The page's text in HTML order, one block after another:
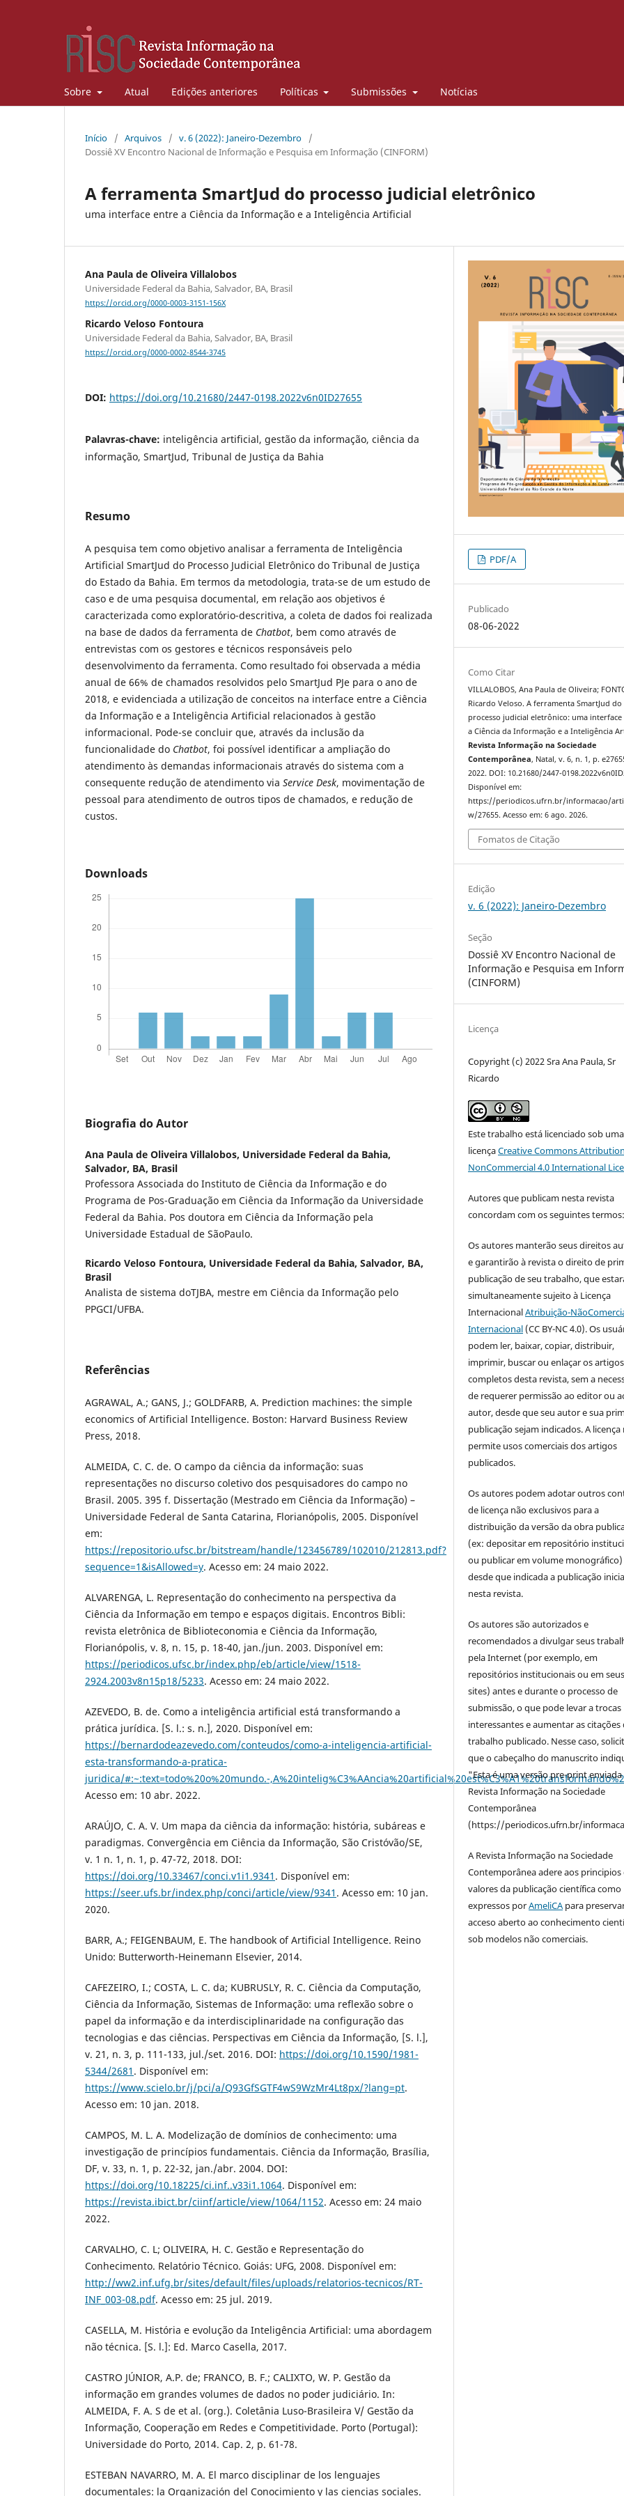
Sobre Atual Edições anteriores Políticas Submissões Notícias
Início / Arquivos / v. 6 (2022): Janeiro-Dezembro
/
Dossiê XV Encontro Nacional de Informação e Pesquisa em Informação (CINFORM)
A ferramenta SmartJud do processo judicial eletrônico
uma interface entre a Ciência da Informação e a Inteligência Artificial
Ana Paula de Oliveira Villalobos
Universidade Federal da Bahia, Salvador, BA, Brasil
https://orcid.org/0000-0003-3151-156X
Ricardo Veloso Fontoura
Universidade Federal da Bahia, Salvador, BA, Brasil
https://orcid.org/0000-0002-8544-3745
DOI: https://doi.org/10.21680/2447-0198.2022v6n0ID27655
Palavras-chave: inteligência artificial, gestão da informação, ciência da
informação, SmartJud, Tribunal de Justiça da Bahia
Resumo
A pesquisa tem como objetivo analisar a ferramenta de Inteligência
Artificial SmartJud do Processo Judicial Eletrônico do Tribunal de Justiça
do Estado da Bahia. Em termos da metodologia, trata-se de um estudo de
caso e de uma pesquisa documental, em relação aos objetivos é
caracterizada como exploratório-descritiva, a coleta de dados foi realizada
na base de dados da ferramenta de Chatbot, bem como através de
entrevistas com os gestores e técnicos responsáveis pelo
desenvolvimento da ferramenta. Como resultado foi observada a média
anual de 66% de chamados resolvidos pelo SmartJud PJe para o ano de
2018, e evidenciada a utilização de conceitos na interface entre a Ciência
da Informação e a Inteligência Artificial relacionados à gestão
informacional. Pode-se concluir que, através da inclusão da
funcionalidade do Chatbot, foi possível identificar a ampliação do
atendimento às demandas informacionais através do sistema com a
consequente redução de atendimento via Service Desk, movimentação de
pessoal para atendimento de outros tipos de chamados, e redução de
custos.
Downloads
Biografia do Autor
Ana Paula de Oliveira Villalobos, Universidade Federal da Bahia,
Salvador, BA, Brasil
Professora Associada do Instituto de Ciência da Informação e do
Programa de Pos-Graduação em Ciência da Informação da Universidade
Federal da Bahia. Pos doutora em Ciência da Informação pela
Universidade Estadual de SãoPaulo.
Ricardo Veloso Fontoura, Universidade Federal da Bahia, Salvador, BA,
Brasil
Analista de sistema doTJBA, mestre em Ciência da Informação pelo
PPGCI/UFBA.
Referências
AGRAWAL, A.; GANS, J.; GOLDFARB, A. Prediction machines: the simple
economics of Artificial Intelligence. Boston: Harvard Business Review
Press, 2018.
ALMEIDA, C. C. de. O campo da ciência da informação: suas
representações no discurso coletivo dos pesquisadores do campo no
Brasil. 2005. 395 f. Dissertação (Mestrado em Ciência da Informação) –
Universidade Federal de Santa Catarina, Florianópolis, 2005. Disponível
em:
https://repositorio.ufsc.br/bitstream/handle/123456789/102010/212813.pdf?
sequence=1&isAllowed=y. Acesso em: 24 maio 2022.
ALVARENGA, L. Representação do conhecimento na perspectiva da
Ciência da Informação em tempo e espaços digitais. Encontros Bibli:
revista eletrônica de Biblioteconomia e Ciência da Informação,
Florianópolis, v. 8, n. 15, p. 18-40, jan./jun. 2003. Disponível em:
https://periodicos.ufsc.br/index.php/eb/article/view/1518-
2924.2003v8n15p18/5233. Acesso em: 24 maio 2022.
AZEVEDO, B. de. Como a inteligência artificial está transformando a
prática jurídica. [S. l.: s. n.], 2020. Disponível em:
https://bernardodeazevedo.com/conteudos/como-a-inteligencia-artificial-
esta-transformando-a-pratica-
juridica/#:~:text=todo%20o%20mundo.-
Acesso em: 10 abr. 2022.
ARAÚJO, C. A. V. Um mapa da ciência da informação: história, subáreas e
paradigmas. Convergência em Ciência da Informação, São Cristóvão/SE,
v. 1 n. 1, n. 1, p. 47-72, 2018. DOI:
https://doi.org/10.33467/conci.v1i1.9341 . Disponível em:
https://seer.ufs.br/index.php/conci/article/view/9341 . Acesso em: 10 jan.
2020.
BARR, A.; FEIGENBAUM, E. The handbook of Artificial Intelligence. Reino
Unido: Butterworth-Heinemann Elsevier, 2014.
CAFEZEIRO, I.; COSTA, L. C. da; KUBRUSLY, R. C. Ciência da Computação,
Ciência da Informação, Sistemas de Informação: uma reflexão sobre o
papel da informação e da interdisciplinaridade na configuração das
tecnologias e das ciências. Perspectivas em Ciência da Informação, [S. l.],
v. 21, n. 3, p. 111-133, jul./set. 2016. DOI: https://doi.org/10.1590/1981-
5344/2681 . Disponível em:
https://www.scielo.br/j/pci/a/Q93GfSGTF4wS9WzMr4Lt8px/?lang=pt.
Acesso em: 10 jan. 2018.
CAMPOS, M. L. A. Modelização de domínios de conhecimento: uma
investigação de princípios fundamentais. Ciência da Informação, Brasília,
DF, v. 33, n. 1, p. 22-32, jan./abr. 2004. DOI:
https://doi.org/10.18225/ci.inf..v33i1.1064. Disponível em:
https://revista.ibict.br/ciinf/article/view/1064/1152. Acesso em: 24 maio
2022.
CARVALHO, C. L; OLIVEIRA, H. C. Gestão e Representação do
Conhecimento. Relatório Técnico. Goiás: UFG, 2008. Disponível em:
http://ww2.inf.ufg.br/sites/default/files/uploads/relatorios-tecnicos/RT-
INF_003-08.pdf. Acesso em: 25 jul. 2019.
CASELLA, M. História e evolução da Inteligência Artificial: uma abordagem
não técnica. [S. l.]: Ed. Marco Casella, 2017.
CASTRO JÚNIOR, A.P. de; FRANCO, B. F.; CALIXTO, W. P. Gestão da
informação em grandes volumes de dados no poder judiciário. In:
ALMEIDA, F. A. S de et al. (org.). Coletânia Luso-Brasileira V/ Gestão da
Informação, Cooperação em Redes e Competitividade. Porto (Portugal):
Universidade do Porto, 2014. Cap. 2, p. 61-78.
ESTEBAN NAVARRO, M. A. El marco disciplinar de los lenguajes
documentales: la Organización del Conocimiento y las ciencias sociales.
PDF/A
Publicado
08-06-2022
Como Citar
VILLALOBOS, Ana Paula de Oliveira;
Ricardo Veloso. A ferramenta SmartJud do
processo judicial eletrônico: uma
a Ciência da Informação e a Inteligência
Revista Informação na Sociedade
Contemporânea, Natal, v. 6, n. 1, p.
2022. DOI: 10.21680/2447-
Disponível em:
https://periodicos.ufrn.br/informacao/
w/27655. Acesso em: 6 ago. 2026.
Fomatos de Citação
Edição
v. 6 (2022): Janeiro-Dezembro
Seção
Dossiê XV Encontro Nacional de
Informação e Pesquisa em
(CINFORM)
Licença
Copyright (c) 2022 Sra Ana Paula, Sr
Ricardo
Este trabalho está licenciado sob uma
licençaCreative Commons
NonCommercial 4.0 International
Autores que publicam nesta revista
concordam com os seguintes termos:
Os autores manterão seus direitos
e garantirão à revista o direito de
publicação de seu trabalho, que
simultaneamente sujeito à Licença
InternacionalAtribuição-
Internacional (CC BY-NC 4.0). Os
podem ler, baixar, copiar, distribuir,
imprimir, buscar ou enlaçar os artigos
completos desta revista, sem a
de requerer permissão ao editor ou
autor, desde que seu autor e sua
publicação sejam indicados. A licença
permite usos comerciais dos artigos
publicados.
Os autores podem adotar outros
de licença não exclusivos para a
distribuição da versão da obra
(ex: depositar em repositório
ou publicar em volume monográfico)
desde que indicada a publicação
nesta revista.
Os autores são autorizados e
recomendados a divulgar seus
pela Internet (por exemplo, em
repositórios institucionais ou em seus
sites) antes e durante o processo de
submissão, o que pode levar a trocas
interessantes e aumentar as citações
trabalho publicado. Nesse caso,
que o cabeçalho do manuscrito
"Esta é uma versão pre-print enviada
Revista Informação na Sociedade
Contemporânea
(https://periodicos.ufrn.br/
A Revista Informação na Sociedade
Contemporânea adere aos principios
valores da publicação científica como
expressos porAmeliCApara
acceso aberto ao conhecimento
sob modelos não comerciais.